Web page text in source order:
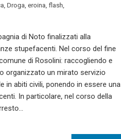
Droga eroina flash
di Noto finalizzati alla
stupefacenti. Nel corso del fine
di Rosolini: raccogliendo e
organizzato un mirato servizio
in abiti civili, ponendo in essere una
In particolare, nel corso della